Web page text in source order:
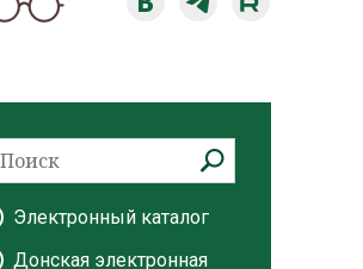
Электронный каталог
Донская электронная